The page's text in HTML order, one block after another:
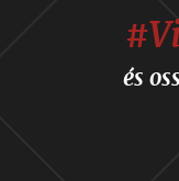
és